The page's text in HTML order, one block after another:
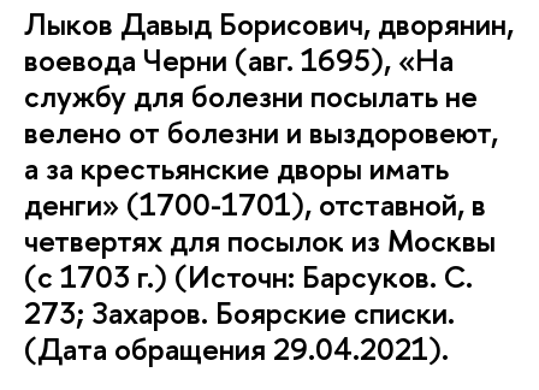
Лыков Давыд Борисович, дворянин,
воевода Черни (авг. 1695), «На
службу для болезни посылать не
велено от болезни и выздоровеют,
а за крестьянские дворы имать
денги» (1700-1701), отставной, в
четвертях для посылок из Москвы
(с 1703 г.) (Источн: Барсуков. С.
273; Захаров. Боярские списки.
(Дата обращения 29.04.2021).